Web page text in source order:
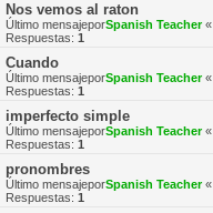
Nos vemos al raton
Último mensajeporSpanish Teacher«
Respuestas: 1
Cuando
Último mensajeporSpanish Teacher«
Respuestas: 1
imperfecto simple
Último mensajeporSpanish Teacher«
Respuestas: 1
pronombres
Último mensajeporSpanish Teacher«
Respuestas: 1